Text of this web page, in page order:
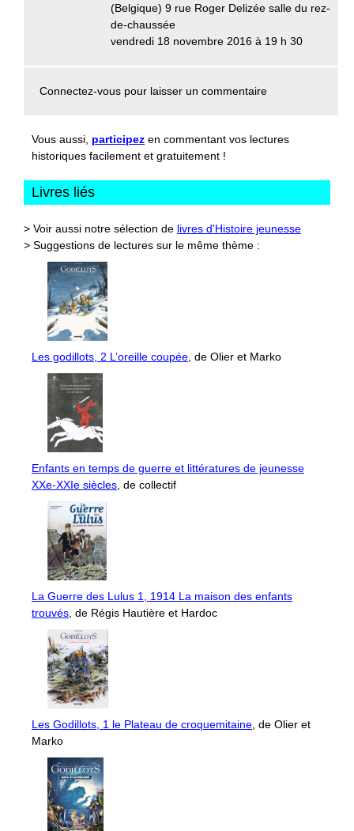
(Belgique) 9 rue Roger Delizée salle du rez-
de-chaussée
vendredi 18 novembre 2016 à 19 h 30
Connectez-vous pour laisser un commentaire
Vous aussi, participez en commentant vos lectures
historiques facilement et gratuitement !
Livres liés
> Voir aussi notre sélection de livres d'Histoire jeunesse
> Suggestions de lectures sur le même thème :
Les godillots, 2 L’oreille coupée , de Olier et Marko
Enfants en temps de guerre et littératures de jeunesse
XXe-XXIe siècles , de collectif
La Guerre des Lulus 1, 1914 La maison des enfants
trouvés , de Régis Hautière et Hardoc
Les Godillots, 1 le Plateau de croquemitaine , de Olier et
Marko